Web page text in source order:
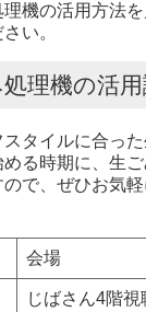
機の活用方法
い。
理機の活用
タイルに合っ
る時期に、生
で、ぜひお気軽
会場
じばさん4階視